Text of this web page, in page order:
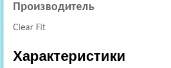
Производитель
Clear Fit
Характеристики